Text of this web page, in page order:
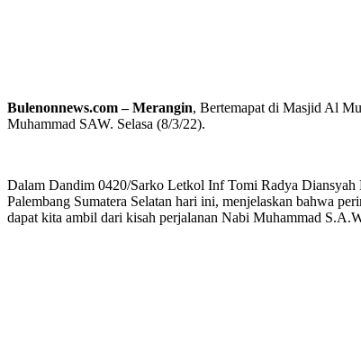
Bulenonnews.com –Merangin, Bertemapat di Masjid Al
Muhammad SAW. Selasa (8/3/22).
Dalam Dandim 0420/Sarko Letkol Inf Tomi Radya
Palembang Sumatera Selatan hari ini, menjelaskan bahwa
dapat kita ambil dari kisah perjalanan Nabi Muhammad